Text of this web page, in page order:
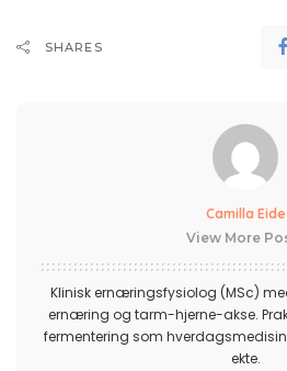
SHARES
Camilla Eide
View More
Klinisk ernæringsfysiolog (MSc)
ernæring og tarm-hjerne-akse.
fermentering som
ekte.